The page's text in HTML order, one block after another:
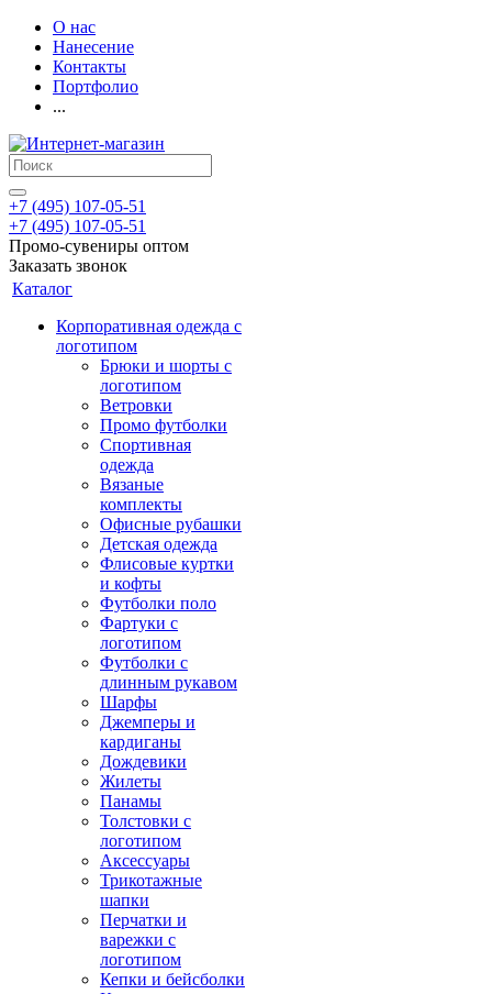
О нас
Нанесение
Контакты
Портфолио
...
+7 (495) 107-05-51
+7 (495) 107-05-51
Промо-сувениры оптом
Заказать звонок
Каталог
Корпоративная одежда с
логотипом
Брюки и шорты с
логотипом
Ветровки
Промо футболки
Спортивная
одежда
Вязаные
комплекты
Офисные рубашки
Детская одежда
Флисовые куртки
и кофты
Футболки поло
Фартуки с
логотипом
Футболки с
длинным рукавом
Шарфы
Джемперы и
кардиганы
Дождевики
Жилеты
Панамы
Толстовки с
логотипом
Аксессуары
Трикотажные
шапки
Перчатки и
варежки с
логотипом
Кепки и бейсболки